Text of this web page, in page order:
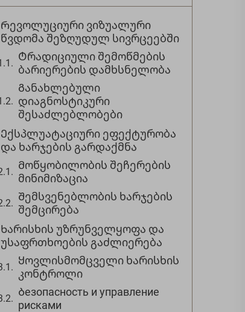
Რევოლუციური ვიზუალური
წვდომა შეზღუდულ სივრცეებში
Ტრადიციული შემოწმების
ბარიერების დამხსნელობა
Განახლებული
დიაგნოსტიკური
შესაძლებლობები
Ექსპლუატაციური ეფექტურობა
და ხარჯების გარდაქმნა
Მოწყობილობის შეჩერების
მინიმიზაცია
Შემსვენებლობის ხარჯების
შემცირება
Ხარისხის უზრუნველყოფა და
უსაფრთხოების გაძლიერება
Ყოვლისმომცველი ხარისხის
კონტროლი
Ბезопасность и управление
рисками